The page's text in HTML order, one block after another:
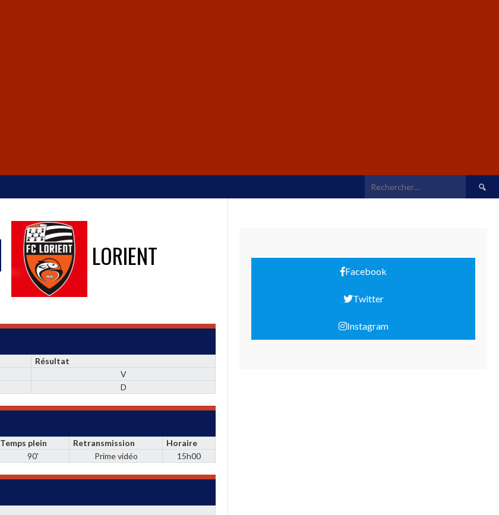
LORIENT
Résultat
V
D
Temps plein Retransmission
Horaire
90' Prime vidéo 15h00
Facebook
Twitter
Instagram